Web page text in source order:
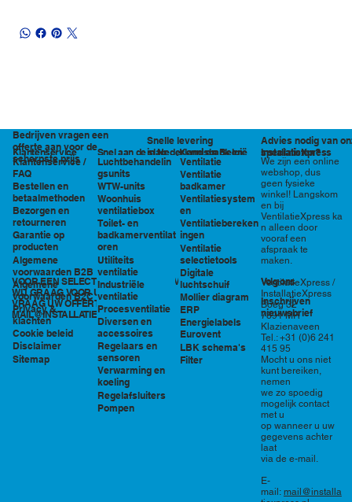
Klantenservice
Klantenservice /
FAQ
Bestellen en
betaalmethoden
Bezorgen en
retourneren
Garantie op
producten
Algemene
voorwaarden B2B
Algemene
voorwaarden B2C
Privacy &
klachten
Cookie beleid
Disclaimer
Sitemap
VOOR EEN SELECTIE EN PRIJSOPGAVE STAAN
WIJ GRAAG VOOR U KLAAR!
VRAAG UW OFFERTE AAN VIA
MAIL@INSTALLATIEXPRESS.NL
Bedrijven vragen een
offerte aan voor de
scherpste prijs
Snelle levering
in Nederland en België
Advies nodig van
specialisten?
Snel aan de slag
Luchtbehandelin
gsunits
WTW-units
Woonhuis
ventilatiebox
Toilet- en
badkamerventilat
oren
Utiliteits
ventilatie
Industriële
ventilatie
Procesventilatie
Diversen en
accessoires
Regelaars en
sensoren
Verwarming en
koeling
Regelafsluiters
Pompen
Kennisbank en
tools
Ventilatie
Ventilatie
badkamer
Ventilatiesystem
en
Ventilatiebereken
ingen
Ventilatie
selectietools
Digitale
luchtschuif
Mollier diagram
ERP
Energielabels
Eurovent
LBK schema's
Filter
We zijn een online
webshop, dus
geen fysieke
winkel! Langskom
en bij
VentilatieXpress ka
n alleen door
vooraf een
afspraak te
maken.
VentilatieXpress /
InstallatieXpress
Boeg 32
7891 MR
Klazienaveen
Tel.: +31 (0)6 241
415 95
Mocht u ons niet
kunt bereiken,
nemen
we zo spoedig
mogelijk contact
met u
op wanneer u uw
gegevens achter
laat
via de e-mail.
E-
mail: mail@installa
InstallatieXpress
Volg ons
Inschrijven
nieuwsbrief